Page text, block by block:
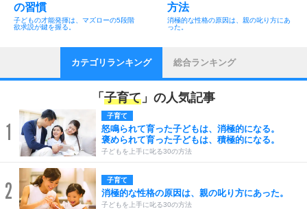
の習慣
子どもの才能発揮は、マズローの5段階
欲求説が鍵を握る。
方法
消極的な性格の原因は、親の叱り方にあ
った。
カテゴリランキング 総合ランキング
「 子育て 」の人気記事
1
子育て
怒鳴られて育った子どもは、消極的になる。
褒められて育った子どもは、積極的になる。
子どもを上手に叱る30の方法
2 子育て
消極的な性格の原因は、親の叱り方にあった。
子どもを上手に叱る30の方法